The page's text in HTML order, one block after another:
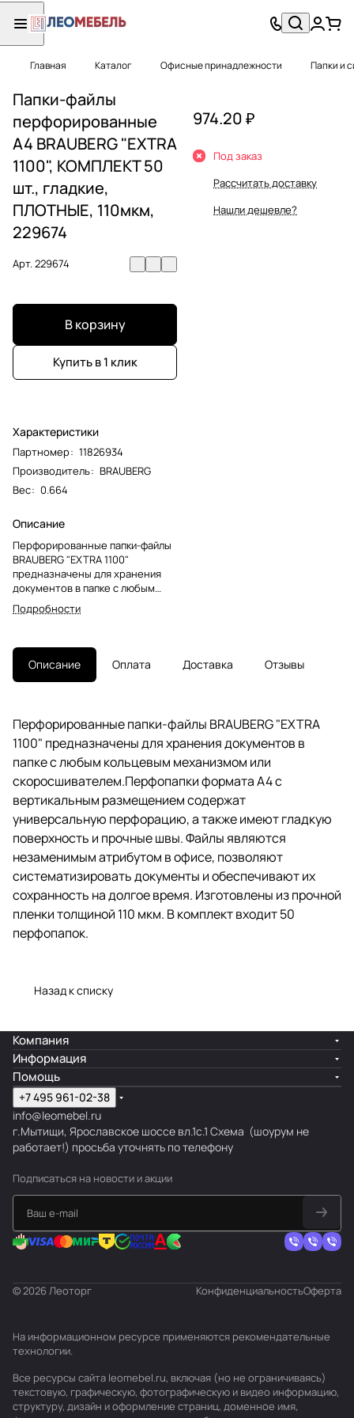
Главная Каталог Офисные принадлежности Папки и
Папки-файлы
перфорированные
А4 BRAUBERG "EXTRA
1100", КОМПЛЕКТ 50
шт., гладкие,
ПЛОТНЫЕ, 110мкм,
229674
Арт.229674
В корзину
Купить в 1 клик
Характеристики
Партномер: 11826934
Производитель: BRAUBERG
Вес: 0.664
Описание
Перфорированные папки-файлы
BRAUBERG "EXTRA 1100"
предназначены для хранения
документов в папке с любым
кольцевым механизмом или
скоросшивателем.Перфопапки
размещением содержат
универсальную перфорацию, а
также имеют гладкую
атрибутом в офисе, позволяют
систематизировать документы и
обеспечивают их сохранность
на долгое время. Изготовлены
из прочной пленки толщиной 110
мкм. В комплект входит 50
перфопапок.
Подробности
974.20 ₽
Под заказ
Рассчитать доставку
Нашли дешевле?
Описание Оплата Доставка Отзывы
Перфорированные папки-файлы BRAUBERG "EXTRA
1100" предназначены для хранения документов в
папке с любым кольцевым механизмом или
скоросшивателем.Перфопапки формата А4 с
вертикальным размещением содержат
универсальную перфорацию, а также имеют гладкую
поверхность и прочные швы. Файлы являются
незаменимым атрибутом в офисе, позволяют
систематизировать документы и обеспечивают их
сохранность на долгое время. Изготовлены из прочной
пленки толщиной 110 мкм. В комплект входит 50
перфопапок.
Назад к списку
Компания
Информация
Помощь
+7 495 961-02-38
info@leomebel.ru
г.Мытищи, Ярославское шоссе вл.1с.1 Схема (шоурум не
работает!) просьба уточнять по телефону
Подписаться на новости и акции
© 2026 Леоторг КонфиденциальностьОферта
На информационном ресурсе применяются рекомендательные
технологии.
Все ресурсы сайта leomebel.ru, включая (но не ограничиваясь)
текстовую, графическую, фотографическую и видео информацию,
структуру, дизайн и оформление страниц, доменное имя,